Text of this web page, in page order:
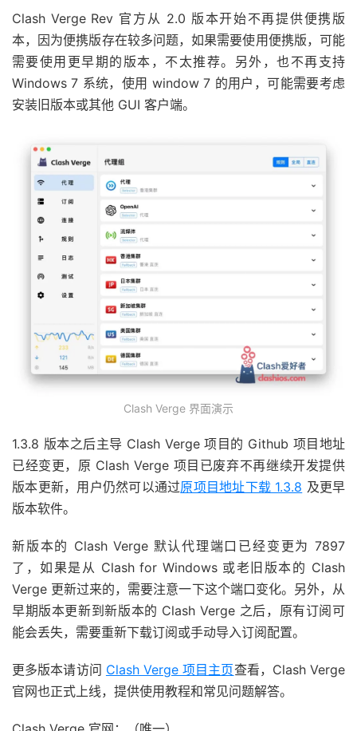
Clash Verge Rev 官方从 2.0 版本开始不再提供便携版
本，因为便携版存在较多问题，如果需要使用便携版，可能
需要使用更早期的版本，不太推荐。另外，也不再支持
Windows 7 系统，使用 window 7 的用户，可能需要考虑
安装旧版本或其他 GUI 客户端。
Clash Verge 界面演示
1.3.8 版本之后主导 Clash Verge 项目的 Github 项目地址
已经变更，原 Clash Verge 项目已废弃不再继续开发提供
版本更新，用户仍然可以通过原项目地址下载 1.3.8 及更早
版本软件。
新版本的 Clash Verge 默认代理端口已经变更为 7897
了，如果是从 Clash for Windows 或老旧版本的 Clash
Verge 更新过来的，需要注意一下这个端口变化。另外，从
早期版本更新到新版本的 Clash Verge 之后，原有订阅可
能会丢失，需要重新下载订阅或手动导入订阅配置。
更多版本请访问 Clash Verge 项目主页查看，Clash Verge
官网也正式上线，提供使用教程和常见问题解答。